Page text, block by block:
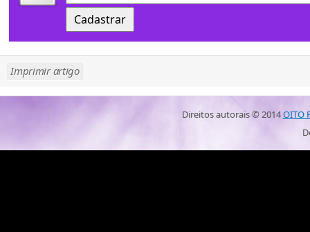
Imprimir artigo
Direitos autorais © 2014OITO